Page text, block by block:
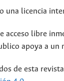
una licencia
acceso libre
apoya a
de esta